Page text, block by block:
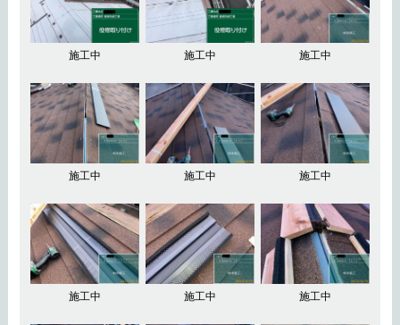
施工中 施工中 施工中
施工中 施工中 施工中
施工中 施工中 施工中